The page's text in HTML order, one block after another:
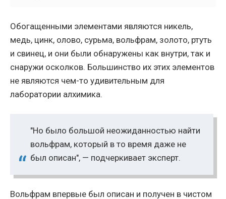
Обогащенными элементами являются никель,
медь, цинк, олово, сурьма, вольфрам, золото, ртуть
и свинец, и они были обнаружены как внутри, так и
снаружи осколков. Большинство их этих элементов
не являются чем-то удивительным для
лаборатории алхимика.
"Но было большой неожиданностью найти
вольфрам, который в то время даже не
был описан", — подчеркивает эксперт.
Вольфрам впервые был описан и получен в чистом